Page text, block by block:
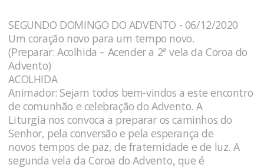
SEGUNDO DOMINGO DO ADVENTO - 06/12/2020
Um coração novo para um tempo novo.
(Preparar: Acolhida – Acender a 2ª vela da Coroa do
Advento)
ACOLHIDA
Animador: Sejam todos bem-vindos a este encontro
de comunhão e celebração do Advento. A
Liturgia nos convoca a preparar os caminhos do
Senhor, pela conversão e pela esperança de
novos tempos de paz, de fraternidade e de luz. A
segunda vela da Coroa do Advento, que é